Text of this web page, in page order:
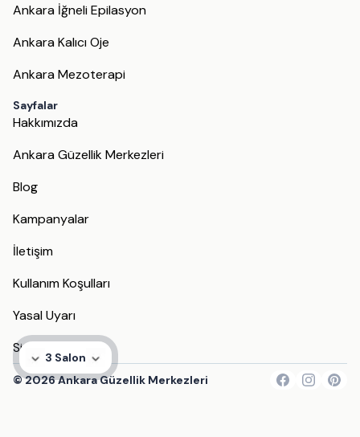
3 Salon
Ankara İğneli Epilasyon
Ankara Kalıcı Oje
Ankara Mezoterapi
Sayfalar
Hakkımızda
Ankara Güzellik Merkezleri
Blog
Kampanyalar
İletişim
Kullanım Koşulları
Yasal Uyarı
Site Haritası
©2026Ankara Güzellik Merkezleri